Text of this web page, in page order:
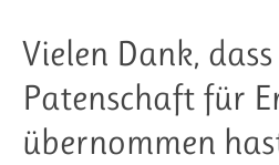
Vielen Dank,
Patenschaft für
übernommen